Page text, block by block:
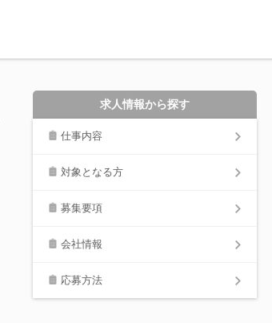
求人情報から探す
仕事内容
対象となる方
募集要項
会社情報
応募方法